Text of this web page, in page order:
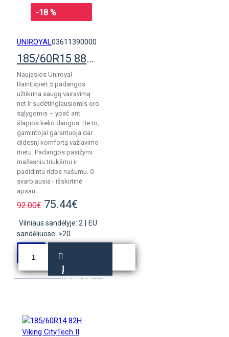
-18 %
UNIROYAL03611390000
185/60R15 88H Uniroyal RainExpert 5
Naujasios Uniroyal
RainExpert 5 padangos
užtikrina saugų vairavimą
net ir sudėtingiausiomis oro
sąlygomis – ypač ant
šlapios kelio dangos. Be to,
gamintojai garantuoja dar
didesnį komfortą važiavimo
metu. Padangos pasižymi
mažesniu triukšmu ir
padidintu ridos našumu. O
svarbiausia - išskirtinė
apsau..
92.00€ 75.44€
Vilniaus sandėlyje: 2
EU
sandėliuose: >20
Į
KREPŠELĮ